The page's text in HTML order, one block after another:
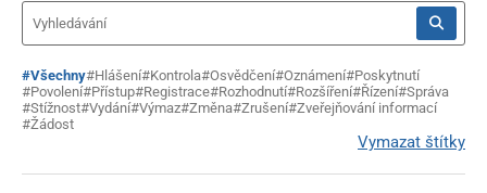
#Všechny#Hlášení#Kontrola#Osvědčení#Oznámení#Poskytnutí
#Povolení#Přístup#Registrace#Rozhodnutí#Rozšíření#Řízení#Správa
#Stížnost#Vydání#Výmaz#Změna#Zrušení#Zveřejňování informací
#Žádost
Vymazat štítky